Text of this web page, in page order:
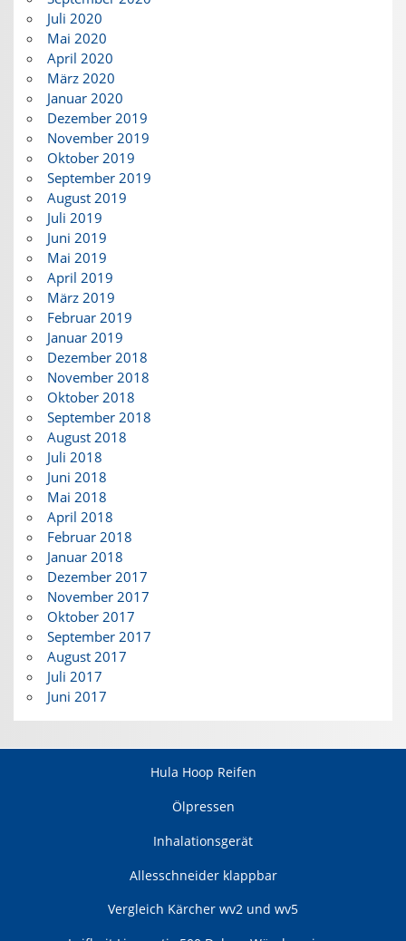
Juli 2020
Mai 2020
April 2020
März 2020
Januar 2020
Dezember 2019
November 2019
Oktober 2019
September 2019
August 2019
Juli 2019
Juni 2019
Mai 2019
April 2019
März 2019
Februar 2019
Januar 2019
Dezember 2018
November 2018
Oktober 2018
September 2018
August 2018
Juli 2018
Juni 2018
Mai 2018
April 2018
Februar 2018
Januar 2018
Dezember 2017
November 2017
Oktober 2017
September 2017
August 2017
Juli 2017
Juni 2017
Hula Hoop Reifen
Ölpressen
Inhalationsgerät
Allesschneider klappbar
Vergleich Kärcher wv2 und wv5